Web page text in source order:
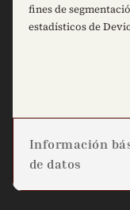
fines de
estadísticos de
Información
de datos